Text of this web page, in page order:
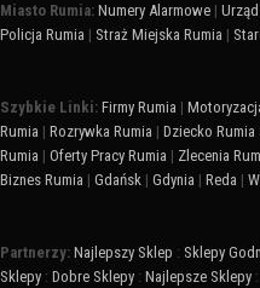
Miasto Rumia: Numery Alarmowe |
Policja Rumia | Straż Miejska Rumia |
Szybkie Linki: Firmy Rumia |
Rumia | Rozrywka Rumia | Dziecko Rumia
Rumia | Oferty Pracy Rumia | Zlecenia
Biznes Rumia | Gdańsk | Gdynia | Reda |
Partnerzy: Najlepszy Sklep : Sklepy
Sklepy : Dobre Sklepy : Najlepsze Sklepy :